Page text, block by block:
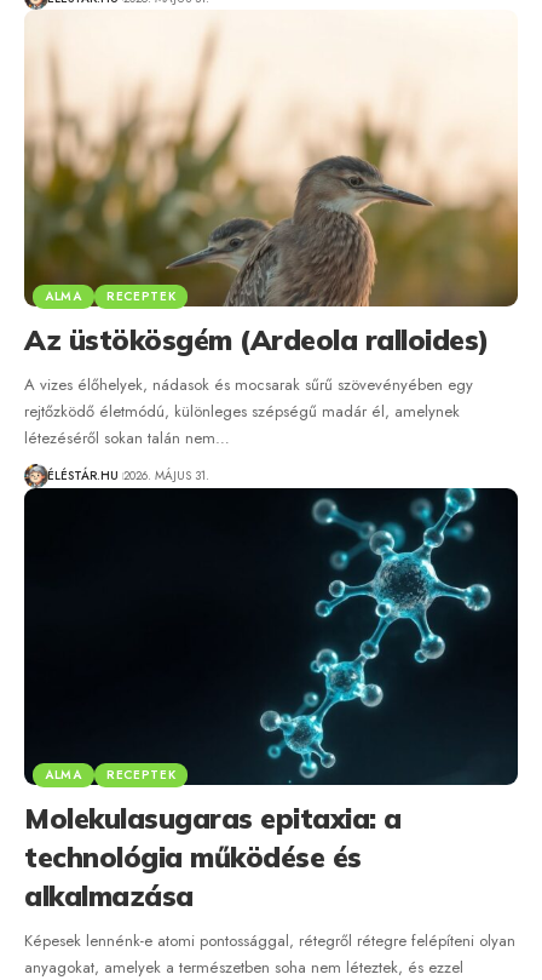
ALMA RECEPTEK
Az üstökösgém (Ardeola ralloides)
A vizes élőhelyek, nádasok és mocsarak sűrű szövevényében egy
rejtőzködő életmódú, különleges szépségű madár él, amelynek
létezéséről sokan talán nem…
ÉLÉSTÁR.HU 2026. MÁJUS 31.
ALMA RECEPTEK
Molekulasugaras epitaxia: a
technológia működése és
alkalmazása
Képesek lennénk-e atomi pontossággal, rétegről rétegre felépíteni olyan
anyagokat, amelyek a természetben soha nem léteztek, és ezzel